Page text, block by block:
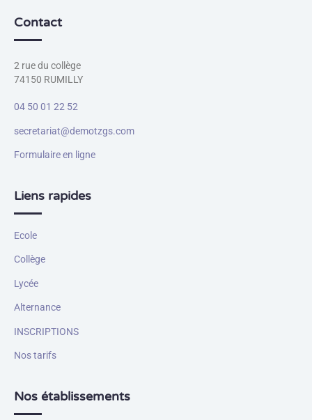
Contact
2 rue du collège
74150 RUMILLY
04 50 01 22 52
secretariat@demotzgs.com
Formulaire en ligne
Liens rapides
Ecole
Collège
Lycée
Alternance
INSCRIPTIONS
Nos tarifs
Nos établissements